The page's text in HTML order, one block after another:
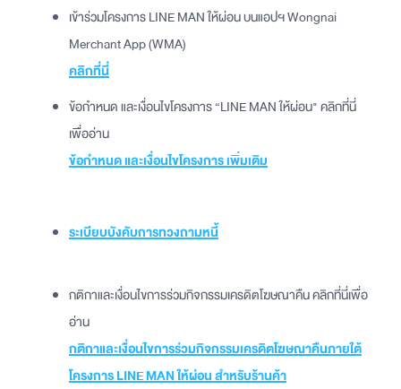
เข้าร่วมโครงการ LINE MAN ให้ผ่อน บนแอปฯ Wongnai
Merchant App (WMA)
คลิกที่นี่
ข้อกำหนด และเงื่อนไขโครงการ “LINE MAN ให้ผ่อน" คลิกที่นี่
เพื่ออ่าน
ข้อกำหนด และเงื่อนไขโครงการ เพิ่มเติม
ระเบียบบังคับการทวงถามหนี้
กติกาและเงื่อนไขการร่วมกิจกรรมเครดิตโฆษณาคืน คลิกที่นี่เพื่อ
อ่าน
กติกาและเงื่อนไขการร่วมกิจกรรมเครดิตโฆษณาคืนภายใต้
โครงการ LINE MAN ให้ผ่อน สำหรับร้านค้า